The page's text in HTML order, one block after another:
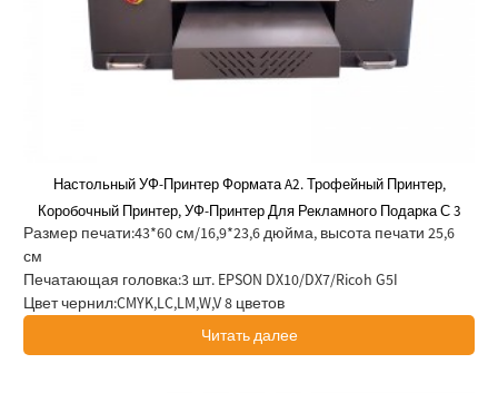
Настольный УФ-Принтер Формата A2. Трофейный Принтер,
Коробочный Принтер, УФ-Принтер Для Рекламного Подарка С 3
Печатающими Головками EP SON DX7, 3200-U1, DX10 Для Деловой
Размер печати:43*60 см/16,9*23,6 дюйма, высота печати 25,6
см
Печатающая головка:3 шт. EPSON DX10/DX7/Ricoh G5I
Цвет чернил:CMYK,LC,LM,W,V 8 цветов
Читать далее